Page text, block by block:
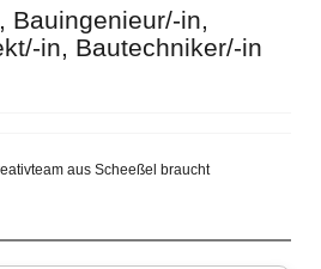
Bauingenieur/-in,
in, Bautechniker/-in
aus Scheeßel braucht